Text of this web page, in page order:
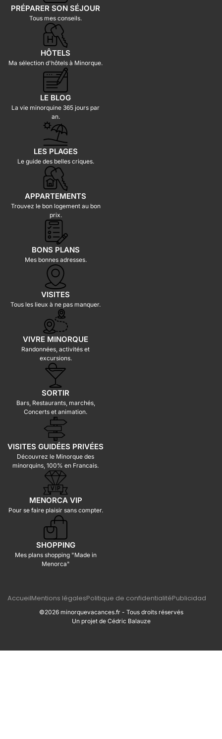
PRÉPARER SON SÉJOUR
Tous mes conseils.
HÔTELS
Ma sélection d'hôtels à Minorque.
LE BLOG
La vie minorquine 365 jours par
an.
LES PLAGES
Le guide des belles criques.
APPARTEMENTS
Trouvez le bon logement au bon
prix.
BONS PLANS
Mes bonnes adresses.
VISITES
Tous les lieux à ne pas manquer.
VIVRE MINORQUE
Randonnées, activités et
excursions.
SORTIR
Bars, Restaurants, marchés,
Concerts et animation.
VISITES GUIDÉES PRIVÉES
Découvrez le Minorque des
minorquins, 100% en Francais.
MENORCA VIP
Pour se faire plaisir sans compter.
SHOPPING
Mes plans shopping "Made in
Menorca"
AccueilMentions légalesPolitique de confidentialitéPublicidad
©2026 minorquevacances.fr - Tous droits réservés
Un projet de Cédric Balauze